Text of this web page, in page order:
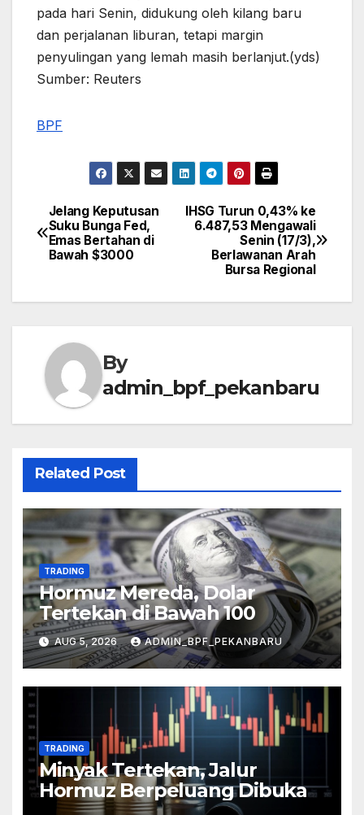
pada hari Senin, didukung oleh kilang baru
dan perjalanan liburan, tetapi margin
penyulingan yang lemah masih berlanjut.(yds)
Sumber: Reuters
BPF
Post
navigation
IHSG Turun 0,43% ke
6.487,53 Mengawali
Senin (17/3),
Berlawanan Arah
Bursa Regional
Jelang Keputusan
Suku Bunga Fed,
Emas Bertahan di
Bawah $3000
By
admin_bpf_pekanbaru
Related Post
TRADING
Hormuz Mereda, Dolar
Tertekan di Bawah 100
AUG 5, 2026 ADMIN_BPF_PEKANBARU
TRADING
Minyak Tertekan, Jalur
Hormuz Berpeluang Dibuka